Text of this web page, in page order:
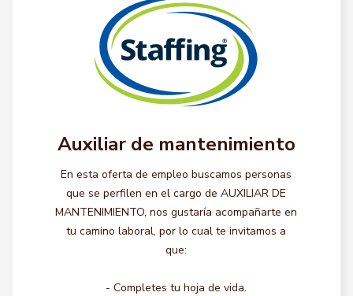
Auxiliar de mantenimiento
En esta oferta de empleo buscamos personas
que se perfilen en el cargo de AUXILIAR DE
MANTENIMIENTO, nos gustaría acompañarte en
tu camino laboral, por lo cual te invitamos a
que:
- Completes tu hoja de vida.